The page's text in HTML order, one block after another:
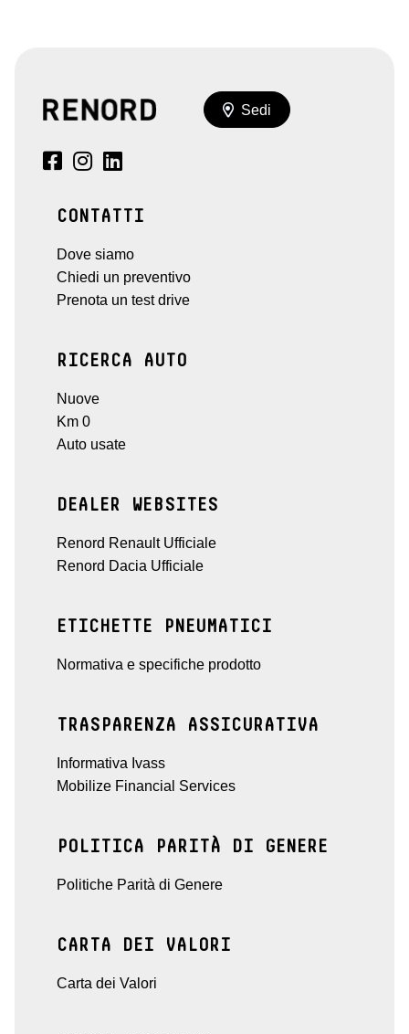
Sedi
CONTATTI
Dove siamo
Chiedi un preventivo
Prenota un test drive
RICERCA AUTO
Nuove
Km 0
Auto usate
DEALER WEBSITES
Renord Renault Ufficiale
Renord Dacia Ufficiale
ETICHETTE PNEUMATICI
Normativa e specifiche prodotto
TRASPARENZA ASSICURATIVA
Informativa Ivass
Mobilize Financial Services
POLITICA PARITÀ DI GENERE
Politiche Parità di Genere
CARTA DEI VALORI
Carta dei Valori